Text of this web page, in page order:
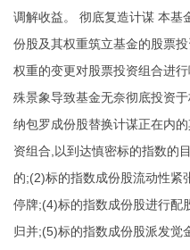
调解收益。 彻底复造计谋 本基
份股及其权重筑立基金的股票
权重的变更对股票投资组合进
殊景象导致基金无奈彻底投资
纳包罗成份股替换计谋正在内
资组合,以到达慎密标的指数的
的;(2)标的指数成份股流动性紧
停牌;(4)标的指数成份股进行配
归并;(5)标的指数成份股派发觉